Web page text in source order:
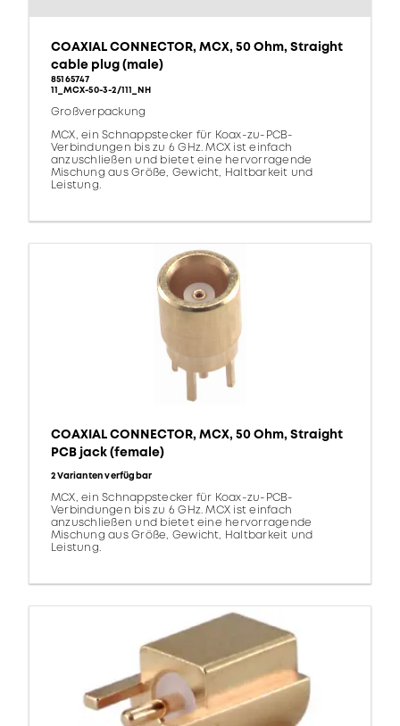
COAXIAL CONNECTOR, MCX, 50 Ohm, Straight
cable plug (male)
85165747
11_MCX-50-3-2/111_NH
Großverpackung
MCX, ein Schnappstecker für Koax-zu-PCB-
Verbindungen bis zu 6 GHz. MCX ist einfach
anzuschließen und bietet eine hervorragende
Mischung aus Größe, Gewicht, Haltbarkeit und
Leistung.
COAXIAL CONNECTOR, MCX, 50 Ohm, Straight
PCB jack (female)
2 Varianten verfügbar
MCX, ein Schnappstecker für Koax-zu-PCB-
Verbindungen bis zu 6 GHz. MCX ist einfach
anzuschließen und bietet eine hervorragende
Mischung aus Größe, Gewicht, Haltbarkeit und
Leistung.